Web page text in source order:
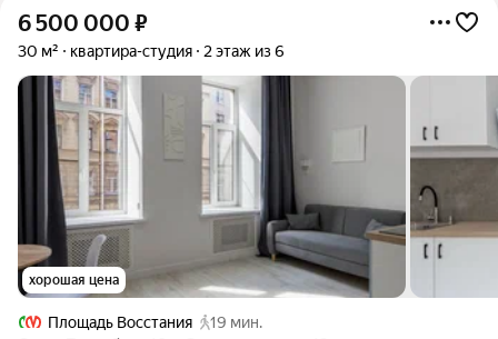
6 500 000 ₽
30 м² квартира-студия 2 этаж из 6
хорошая цена
Площадь Восстания
19 мин.